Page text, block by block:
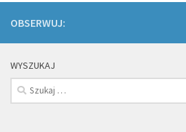
OBSERWUJ:
WYSZUKAJ
Szukaj: